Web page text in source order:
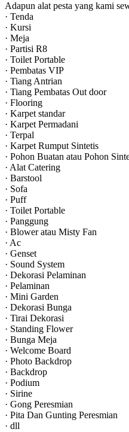
Adapun alat pesta yang kami
· Tenda
· Kursi
· Meja
· Partisi R8
· Toilet Portable
· Pembatas VIP
· Tiang Antrian
· Tiang Pembatas Out door
· Flooring
· Karpet standar
· Karpet Permadani
· Terpal
· Karpet Rumput Sintetis
· Pohon Buatan atau Pohon
· Alat Catering
· Barstool
· Sofa
· Puff
· Toilet Portable
· Panggung
· Blower atau Misty Fan
· Ac
· Genset
· Sound System
· Dekorasi Pelaminan
· Pelaminan
· Mini Garden
· Dekorasi Bunga
· Tirai Dekorasi
· Standing Flower
· Bunga Meja
· Welcome Board
· Photo Backdrop
· Backdrop
· Podium
· Sirine
· Gong Peresmian
· Pita Dan Gunting Peresmian
· dll